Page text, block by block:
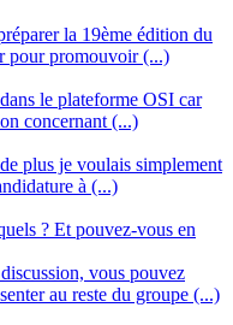
la 19ème édition du
pour promouvoir (...)
le plateforme OSI car
concernant (...)
plus je voulais simplement
à (...)
? Et pouvez-vous en
vous pouvez
au reste du groupe (...)